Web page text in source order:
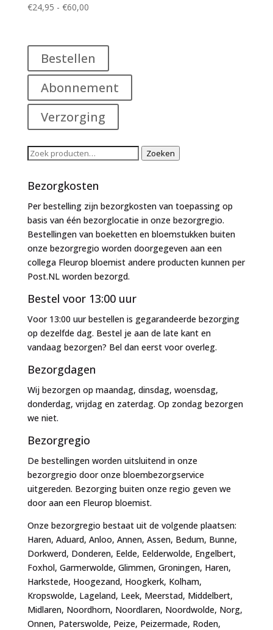
€24,95 - €60,00Prijsklasse:
€60,00
Bestellen
Abonnement
Verzorging
Zoeken
Zoeken
Bezorgkosten
Per bestelling zijn bezorgkosten van toepassing op
basis van één bezorglocatie in onze bezorgregio.
Bestellingen van boeketten en bloemstukken buiten
onze bezorgregio worden doorgegeven aan een
collega Fleurop bloemist andere producten kunnen per
Post.NL worden bezorgd.
Bestel voor 13:00 uur
Voor 13:00 uur bestellen is gegarandeerde bezorging
op dezelfde dag. Bestel je aan de late kant en
vandaag bezorgen? Bel dan eerst voor overleg.
Bezorgdagen
Wij bezorgen op maandag, dinsdag, woensdag,
donderdag, vrijdag en zaterdag. Op zondag bezorgen
we niet.
Bezorgregio
De bestellingen worden uitsluitend in onze
bezorgregio door onze bloembezorgservice
uitgereden. Bezorging buiten onze regio geven we
door aan een Fleurop bloemist.
Onze bezorgregio bestaat uit de volgende plaatsen:
Haren, Aduard, Anloo, Annen, Assen, Bedum, Bunne,
Dorkwerd, Donderen, Eelde, Eelderwolde, Engelbert,
Foxhol, Garmerwolde, Glimmen, Groningen, Haren,
Harkstede, Hoogezand, Hoogkerk, Kolham,
Kropswolde, Lageland, Leek, Meerstad, Middelbert,
Midlaren, Noordhorn, Noordlaren, Noordwolde, Norg,
Onnen, Paterswolde, Peize, Peizermade, Roden,